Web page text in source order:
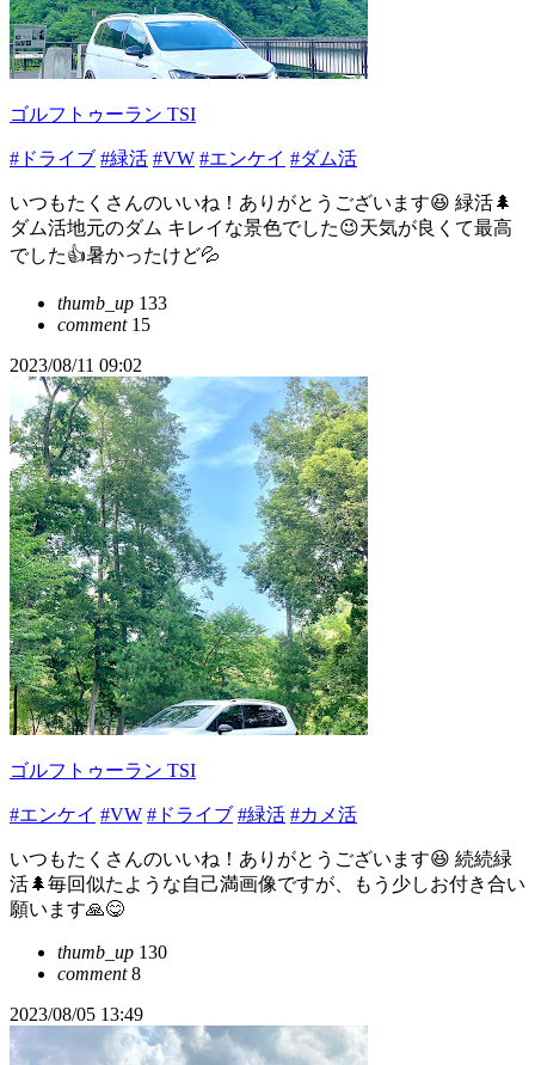
ゴルフトゥーラン TSI
#ドライブ #緑活 #VW #エンケイ #ダム活
いつもたくさんのいいね！ありがとうございます😆 緑活🌲
ダム活地元のダム キレイな景色でした😉天気が良くて最高
でした👍暑かったけど💦
thumb_up 133
comment15
2023/08/11 09:02
ゴルフトゥーラン TSI
#エンケイ #VW #ドライブ #緑活 #カメ活
いつもたくさんのいいね！ありがとうございます😆 続続緑
活🌲毎回似たような自己満画像ですが、もう少しお付き合い
願います🙏😋
thumb_up 130
comment8
2023/08/05 13:49